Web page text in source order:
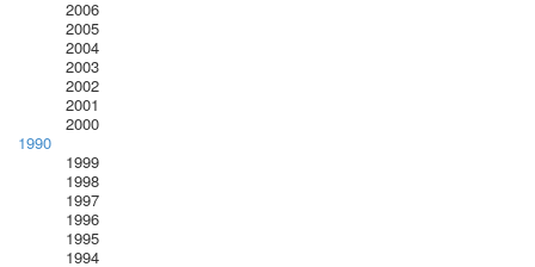
2006
2005
2004
2003
2002
2001
2000
1990
1999
1998
1997
1996
1995
1994